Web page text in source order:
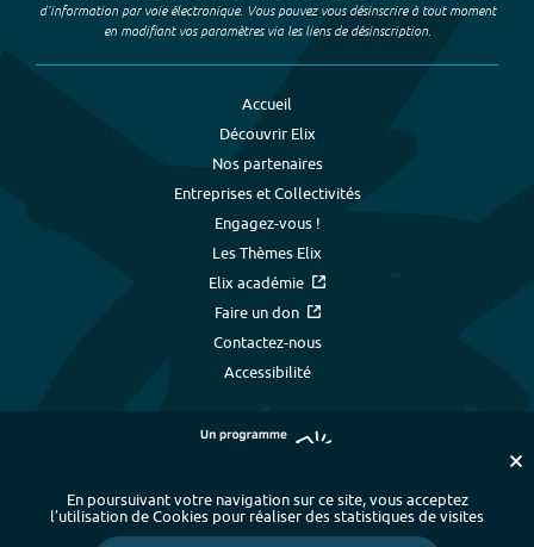
d’information par voie électronique. Vous pouvez vous désinscrire à tout moment
en modifiant vos paramètres via les liens de désinscription.
Accueil
Découvrir Elix
Nos partenaires
Entreprises et Collectivités
Engagez-vous !
Les Thèmes Elix
Elix académie
Faire un don
Contactez-nous
Accessibilité
Plan du site - Index alphabétique -
En poursuivant votre navigation sur ce site, vous acceptez
l’utilisation de Cookies pour réaliser des statistiques de visites